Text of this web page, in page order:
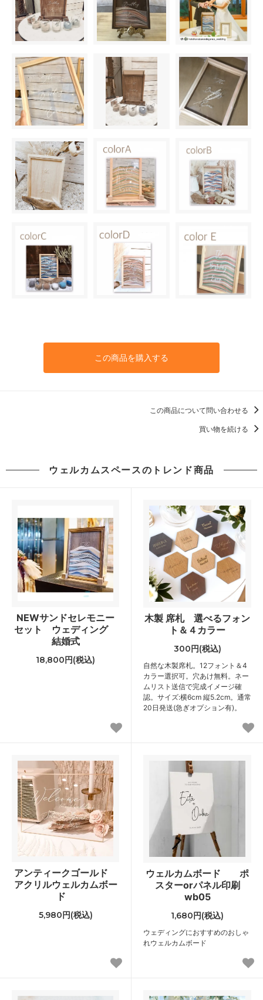
この商品を購入する
この商品について問い合わせる
買い物を続ける
ウェルカムスペースのトレンド商品
NEWサンドセレモニー
セット ウェディング
結婚式
18,800円(税込)
木製 席札 選べるフォン
ト＆４カラー
300円(税込)
自然な木製席札。12フォント＆4
カラー選択可。穴あけ無料。ネー
ムリスト送信で完成イメージ確
認。サイズ:横6cm 縦5.2cm。通常
20日発送(急ぎオプション有)。
アンティークゴールド
アクリルウェルカムボー
ド
5,980円(税込)
ウェルカムボード ポ
スターorパネル印刷
wb05
1,680円(税込)
ウェディングにおすすめのおしゃ
れウェルカムボード